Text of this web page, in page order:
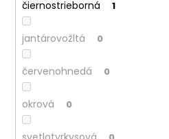
čiernostrieborná 1
jantárovožltá 0
červenohnedá 0
okrová 0